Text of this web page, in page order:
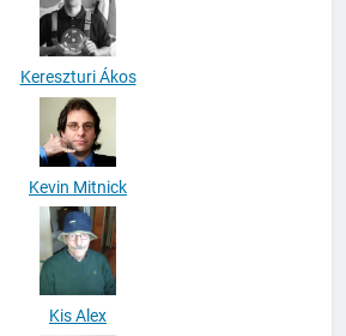
Kereszturi Ákos
Kevin Mitnick
Kis Alex